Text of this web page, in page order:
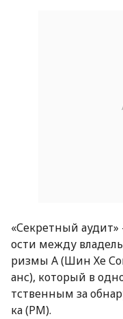
«Секретный аудит»
ости между
ризмы А (Шин Хе
анс), который в
тственным за
ка (PM).